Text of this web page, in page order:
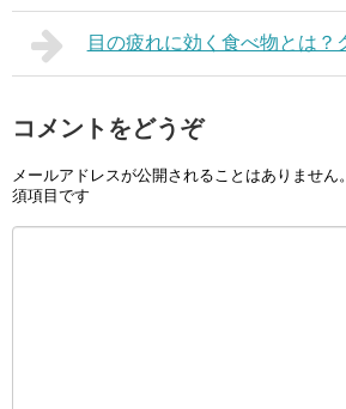
目の疲れに効く食べ物とは？
コメントをどうぞ
メールアドレスが公開されることはありません。
須項目です